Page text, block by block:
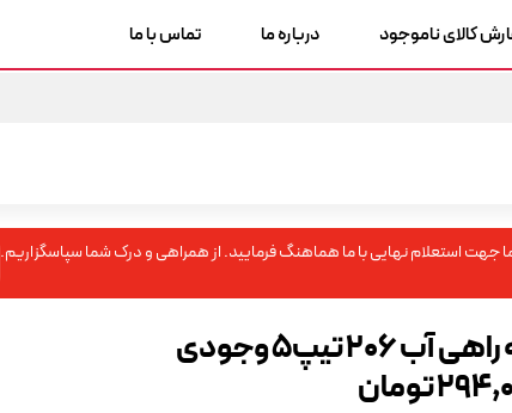
کالای ناموجود درباره ما تماس با ما
جهت استعلام نهایی با ما هماهنگ فرمایید. از همراهی و درک شما سپاسگزاریم.
آب 206 تیپ5 وجودی
تومان